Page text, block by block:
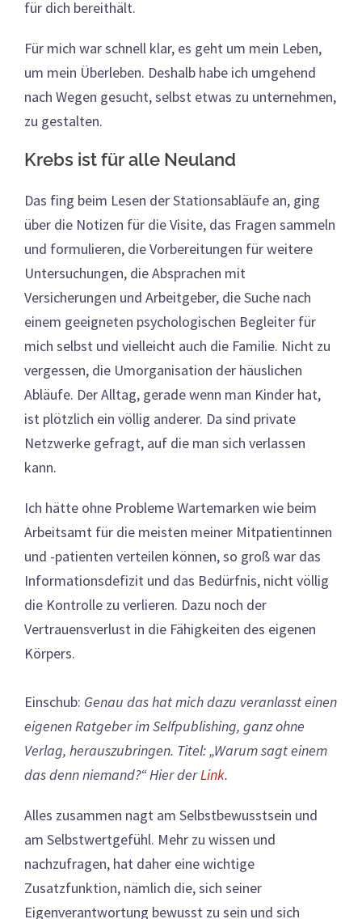
für dich bereithält.
Für mich war schnell klar, es geht um mein Leben,
um mein Überleben. Deshalb habe ich umgehend
nach Wegen gesucht, selbst etwas zu unternehmen,
zu gestalten.
Krebs ist für alle Neuland
Das fing beim Lesen der Stationsabläufe an, ging
über die Notizen für die Visite, das Fragen sammeln
und formulieren, die Vorbereitungen für weitere
Untersuchungen, die Absprachen mit
Versicherungen und Arbeitgeber, die Suche nach
einem geeigneten psychologischen Begleiter für
mich selbst und vielleicht auch die Familie. Nicht zu
vergessen, die Umorganisation der häuslichen
Abläufe. Der Alltag, gerade wenn man Kinder hat,
ist plötzlich ein völlig anderer. Da sind private
Netzwerke gefragt, auf die man sich verlassen
kann.
Ich hätte ohne Probleme Wartemarken wie beim
Arbeitsamt für die meisten meiner Mitpatientinnen
und -patienten verteilen können, so groß war das
Informationsdefizit und das Bedürfnis, nicht völlig
die Kontrolle zu verlieren. Dazu noch der
Vertrauensverlust in die Fähigkeiten des eigenen
Körpers.
Einschub: Genau das hat mich dazu veranlasst einen
eigenen Ratgeber im Selfpublishing, ganz ohne
Verlag, herauszubringen. Titel: „Warum sagt einem
das denn niemand?“ Hier derLink.
Alles zusammen nagt am Selbstbewusstsein und
am Selbstwertgefühl. Mehr zu wissen und
nachzufragen, hat daher eine wichtige
Zusatzfunktion, nämlich die, sich seiner
Eigenverantwortung bewusst zu sein und sich